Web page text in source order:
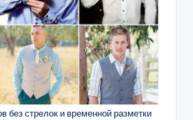
без стрелок и временной разметки